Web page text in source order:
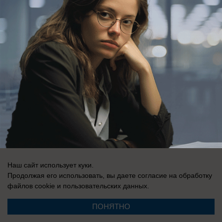
Наш сайт использует куки.
Продолжая его использовать, вы даете согласие на обработку
файлов cookie и пользовательских данных.
ПОНЯТНО